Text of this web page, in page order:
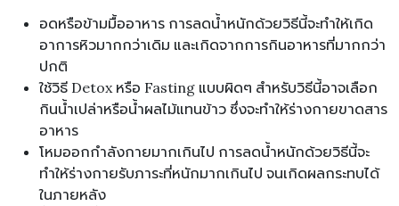
อดหรือข้ามมื้ออาหาร การลดน้ำหนักด้วยวิธีนี้จะทำให้เกิด
อาการหิวมากกว่าเดิม และเกิดจากการกินอาหารที่มากกว่า
ปกติ
ใช้วิธี Detox หรือ Fasting แบบผิดๆ สำหรับวิธีนี้อาจเลือก
กินน้ำเปล่าหรือน้ำผลไม้แทนข้าว ซึ่งจะทำให้ร่างกายขาดสาร
อาหาร
โหมออกกำลังกายมากเกินไป การลดน้ำหนักด้วยวิธีนี้จะ
ทำให้ร่างกายรับภาระที่หนักมากเกินไป จนเกิดผลกระทบได้
ในภายหลัง